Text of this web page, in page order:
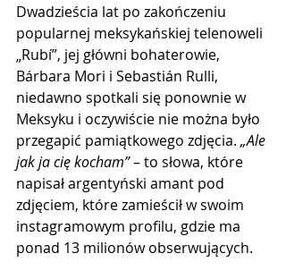
Dwadzieścia lat po zakończeniu
popularnej meksykańskiej telenoweli
„Rubí”, jej główni bohaterowie,
Bárbara Mori i Sebastián Rulli,
niedawno spotkali się ponownie w
Meksyku i oczywiście nie można było
przegapić pamiątkowego zdjęcia. „Ale
jak ja cię kocham” – to słowa, które
napisał argentyński amant pod
zdjęciem, które zamieścił w swoim
instagramowym profilu, gdzie ma
ponad 13 milionów obserwujących.